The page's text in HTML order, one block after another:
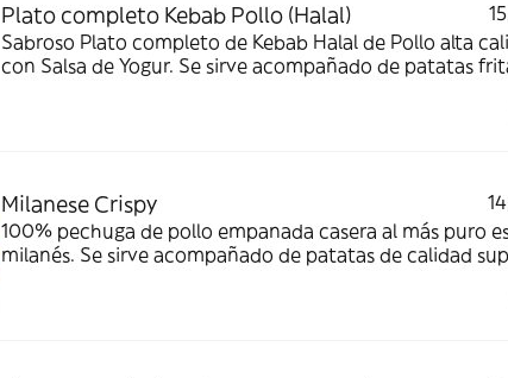
Plato completo Kebab Pollo (Halal)
Sabroso Plato completo de Kebab Halal de Pollo alta
con Salsa de Yogur. Se sirve acompañado de patatas
Milanese Crispy
100% pechuga de pollo empanada casera al más puro
milanés. Se sirve acompañado de patatas de calidad